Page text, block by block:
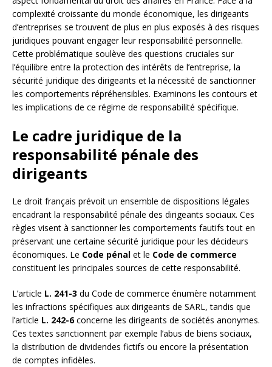
complexité croissante du monde économique, les dirigeants
d’entreprises se trouvent de plus en plus exposés à des risques
juridiques pouvant engager leur responsabilité personnelle.
Cette problématique soulève des questions cruciales sur
l’équilibre entre la protection des intérêts de l’entreprise, la
sécurité juridique des dirigeants et la nécessité de sanctionner
les comportements répréhensibles. Examinons les contours et
les implications de ce régime de responsabilité spécifique.
Le cadre juridique de la
responsabilité pénale des
dirigeants
Le droit français prévoit un ensemble de dispositions légales
encadrant la responsabilité pénale des dirigeants sociaux. Ces
règles visent à sanctionner les comportements fautifs tout en
préservant une certaine sécurité juridique pour les décideurs
économiques. Le Code pénal et le Code de commerce
constituent les principales sources de cette responsabilité.
L’article L. 241-3 du Code de commerce énumère notamment
les infractions spécifiques aux dirigeants de SARL, tandis que
l’article L. 242-6concerne les dirigeants de sociétés anonymes.
Ces textes sanctionnent par exemple l’abus de biens sociaux,
la distribution de dividendes fictifs ou encore la présentation
de comptes infidèles.